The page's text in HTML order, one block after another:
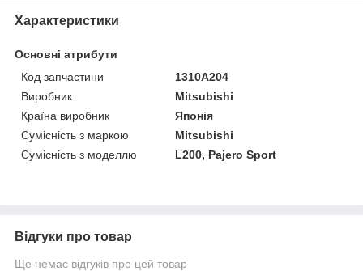
Характеристики
Основні атрибути
Код запчастини
1310A204
Виробник
Mitsubishi
Країна виробник
Японія
Сумісність з маркою
Mitsubishi
Сумісність з моделлю
L200, Pajero Sport
Відгуки про товар
Ще немає відгуків про цей товар